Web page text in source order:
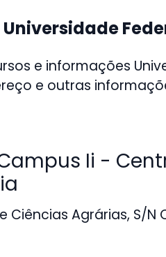
Universidade
e informações
e outras
Ii -
Ciências Agrárias, S/N